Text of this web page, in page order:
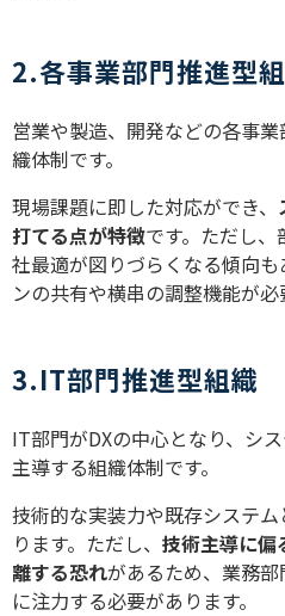
2.各事業部門推進型
営業や製造、開発などの各事
織体制です。
現場課題に即した対応ができ、
打てる点が特徴です。ただし
社最適が図りづらくなる傾向
ンの共有や横串の調整機能が必
3.IT部門推進型組織
IT部門がDXの中心となり、シ
主導する組織体制です。
技術的な実装力や既存システ
ります。ただし、 技術主導に偏
離する恐れがあるため、業務
に注力する必要があります。